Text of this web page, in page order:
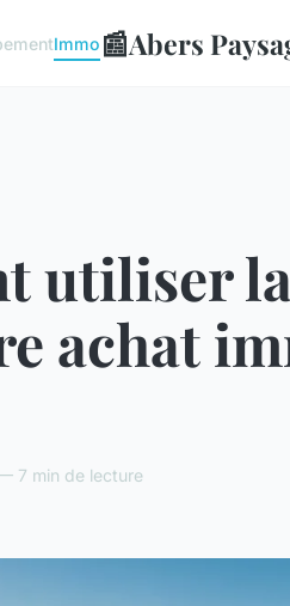
Immo 📰Abers
utiliser
achat
7 min de lecture